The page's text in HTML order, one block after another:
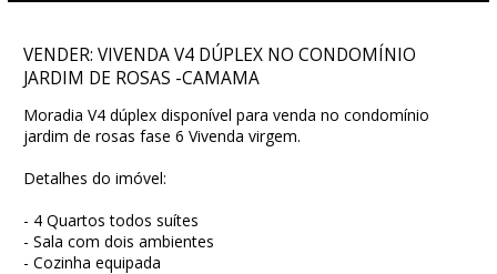
VENDER: VIVENDA V4 DÚPLEX NO CONDOMÍNIO
JARDIM DE ROSAS -CAMAMA
Moradia V4 dúplex disponível para venda no condomínio
jardim de rosas fase 6 Vivenda virgem.
Detalhes do imóvel:
- 4 Quartos todos suítes
- Sala com dois ambientes
- Cozinha equipada